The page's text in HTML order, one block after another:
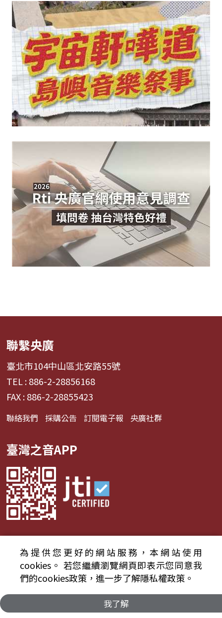
聯繫央廣
臺北市104中山區北安路55號
TEL : 886-2-28856168
FAX : 886-2-28855423
聯絡我們 採購公告 訂閱電子報 央廣社群
臺灣之音APP
© 2024財團法人中央廣播電臺 版權所有
資通安全政策聲明
服務條款 隱私權條款
為提供您更好的網站服務，本網站使用
cookies。 若您繼續瀏覽網頁即表示您同意我
們的cookies政策，進一步了解隱私權政策。
我了解